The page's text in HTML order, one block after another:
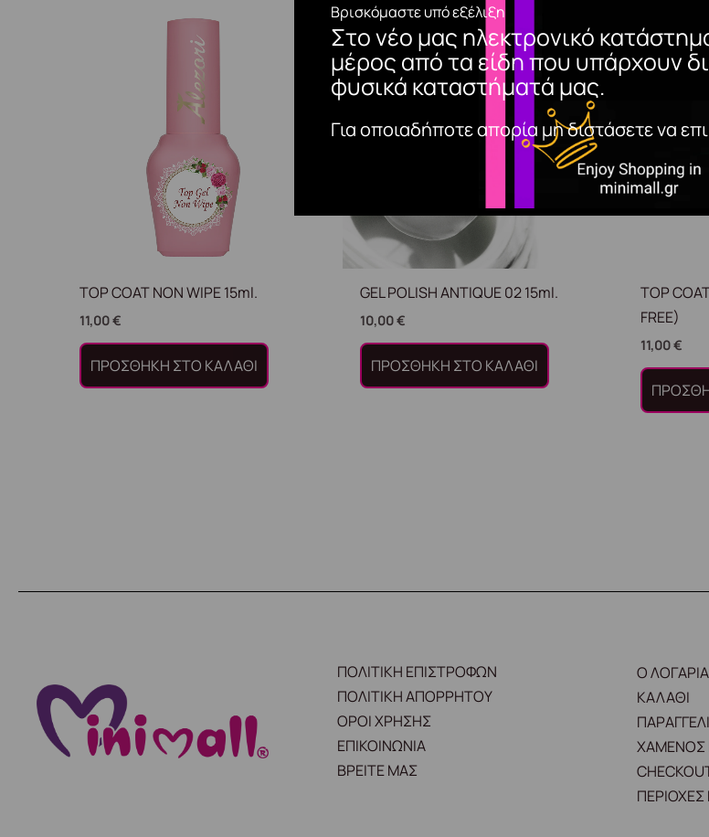
Βρισκόμαστε υπό εξέλιξη
Στο νέο μας ηλεκτρονικό
μέρος από τα είδη που υπάρχουν
φυσικά καταστήματά μας.
Για οποιαδήποτε απορία μη διστάσετε να
TOP COAT NON WIPE 15ml.
11,00€
ΠΡΟΣΘΉΚΗ ΣΤΟ ΚΑΛΆΘΙ
GEL POLISH ANTIQUE 02 15ml.
10,00€
ΠΡΟΣΘΉΚΗ ΣΤΟ ΚΑΛΆΘΙ
TOP
FREE)
11,00€
ΠΟΛΙΤΙΚΗ ΕΠΙΣΤΡΟΦΩΝ
ΠΟΛΙΤΙΚΗ ΑΠΟΡΡΗΤΟΥ
ΟΡΟΙ ΧΡΗΣΗΣ
ΕΠΙΚΟΙΝΩΝΙΑ
ΒΡΕΙΤΕ ΜΑΣ
Ο
ΚΑΛΑΘΙ
ΧΑΜΕΝΟΣ